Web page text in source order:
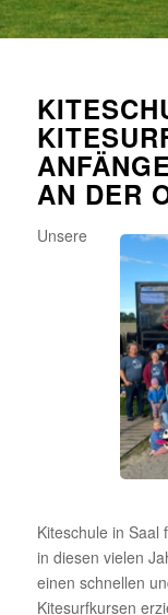
AN DER
Unsere
Kiteschule in Saal
in diesen vielen
einen schnellen
Kitesurfkursen